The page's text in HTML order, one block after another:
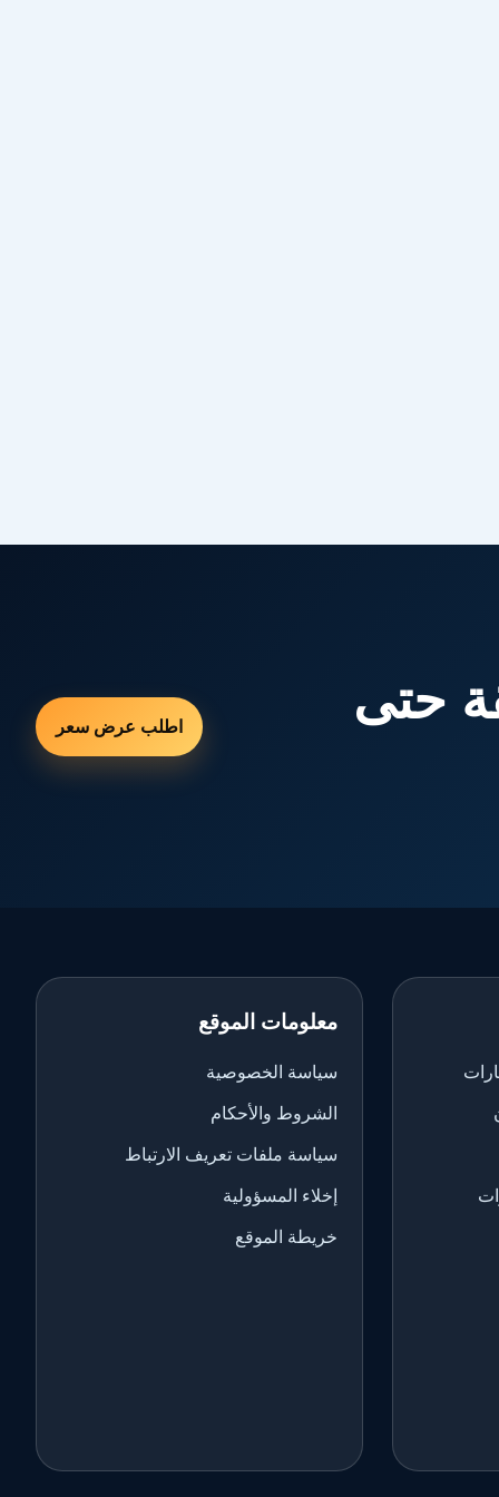
حتى اطلب عرض سعر
معلومات الموقع
سياسة الخصوصية
الشروط والأحكام
سياسة ملفات تعريف الارتباط
إخلاء المسؤولية
خريطة الموقع